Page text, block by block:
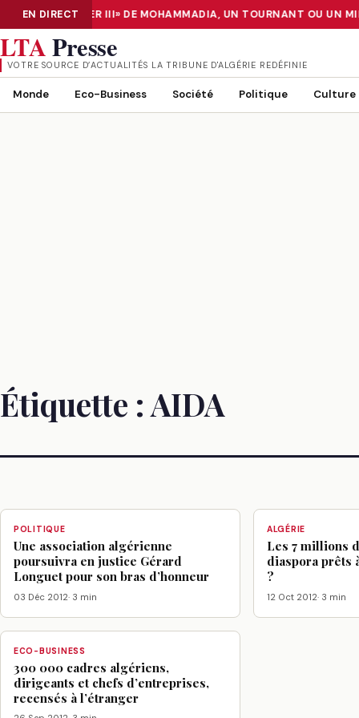
EN DIRECT
CENTER «TIER III» DE MOHAMMADIA, UN TOURNANT OU UN
NUMÉRISATION : LE DATA CENTER «TIER III» DE MOHAMMADIA, UN
LTAPresse
VOTRE SOURCE D’ACTUALITÉS LA TRIBUNE D'ALGÉRIE REDÉFINIE
Monde Eco-Business Société Politique Culture
Étiquette :AIDA
POLITIQUE
Une association algérienne
poursuivra en justice Gérard
Longuet pour son bras d’honneur
03 Déc 2012· 3 min
ALGÉRIE
Les 7 millions
diaspora prêts
?
12 Oct 2012· 3 min
ECO-BUSINESS
300 000 cadres algériens,
dirigeants et chefs d’entreprises,
recensés à l’étranger